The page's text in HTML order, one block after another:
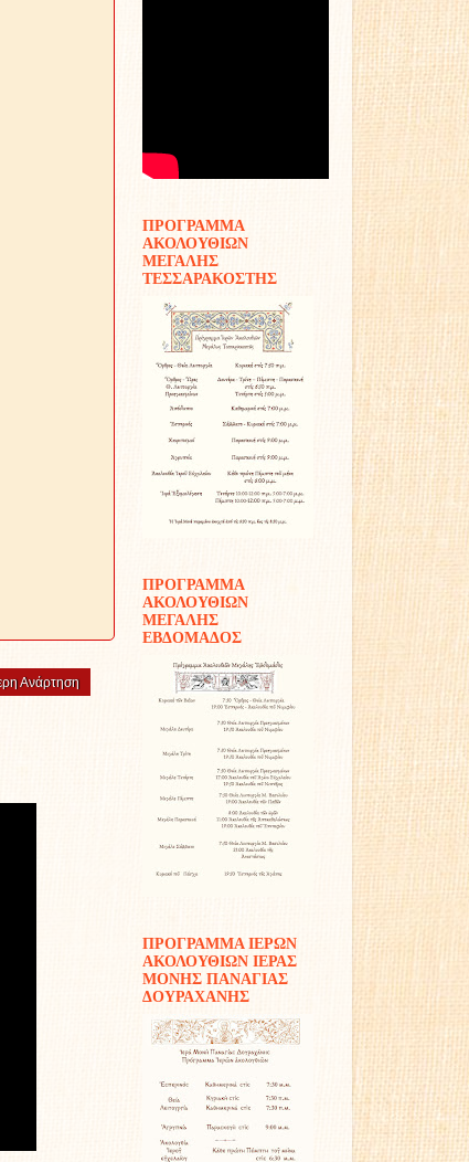
Ανάρτηση
ΠΡΟΓΡΑΜΜΑ
ΑΚΟΛΟΥΘΙΩΝ
ΜΕΓΑΛΗΣ
ΤΕΣΣΑΡΑΚΟΣΤΗΣ
ΠΡΟΓΡΑΜΜΑ
ΑΚΟΛΟΥΘΙΩΝ
ΜΕΓΑΛΗΣ
ΕΒΔΟΜΑΔΟΣ
ΠΡΟΓΡΑΜΜΑ ΙΕΡΩΝ
ΑΚΟΛΟΥΘΙΩΝ ΙΕΡΑΣ
ΜΟΝΗΣ ΠΑΝΑΓΙΑΣ
ΔΟΥΡΑΧΑΝΗΣ